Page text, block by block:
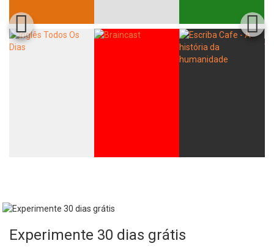
Experimente 30 dias grátis